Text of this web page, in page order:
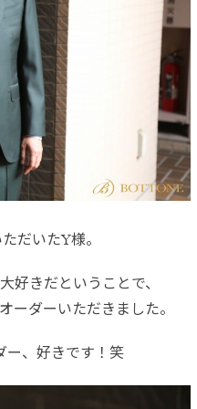
だいたY様。
好きだということで、
ーダーいただきました。
ー、好きです！笑